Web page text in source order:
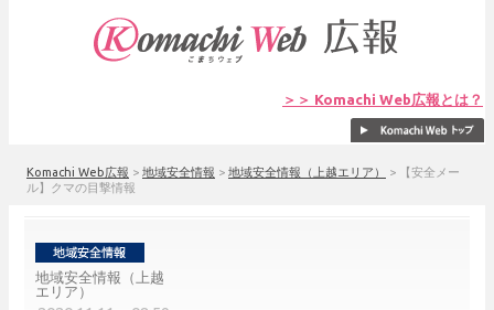
＞＞ Komachi Web広報とは？
Komachi Web広報 > 地域安全情報 > 地域安全情報（上越エリア） >
【安全メー
ル】クマの目撃情報
地域安全情報（上越
エリア）